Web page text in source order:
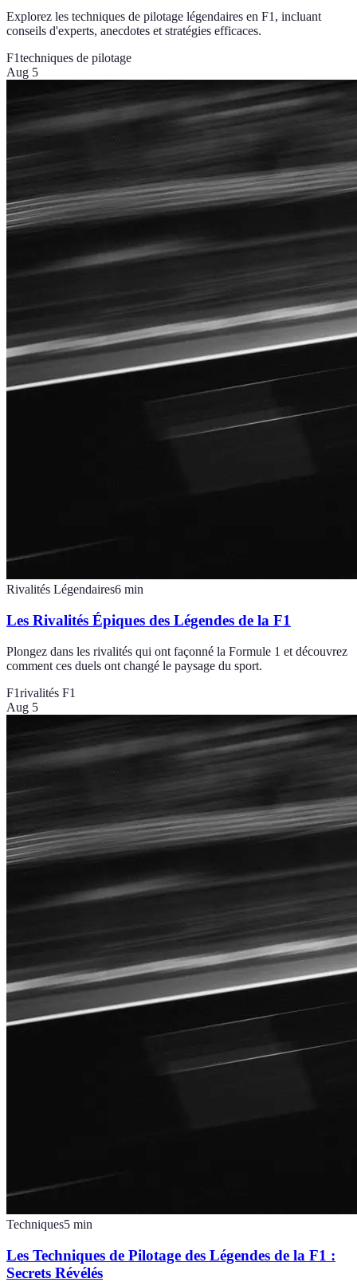
Explorez les techniques de pilotage légendaires en F1, incluant
conseils d'experts, anecdotes et stratégies efficaces.
F1techniques de pilotage
Aug 5
Rivalités Légendaires6 min
Les Rivalités Épiques des Légendes de la F1
Plongez dans les rivalités qui ont façonné la Formule 1 et découvrez
comment ces duels ont changé le paysage du sport.
F1rivalités F1
Aug 5
Techniques5 min
Les Techniques de Pilotage des Légendes de la F1 :
Secrets Révélés